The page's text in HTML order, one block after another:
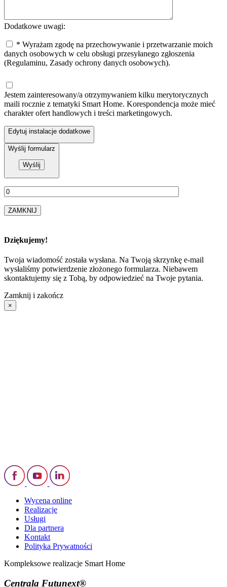
Dodatkowe uwagi:
* Wyrażam zgodę na przechowywanie i przetwarzanie moich
danych osobowych w celu obsługi przesyłanego zgłoszenia
(Regulaminu, Zasady ochrony danych osobowych).
Jestem zainteresowany/a otrzymywaniem kilku merytorycznych
maili rocznie z tematyki Smart Home. Korespondencja może mieć
charakter ofert handlowych i treści marketingowych.
Edytuj instalacje dodatkowe
Wyślij formularz
ZAMKNIJ
Dziękujemy!
Twoja wiadomość została wysłana. Na Twoją skrzynkę e-mail
wysłaliśmy potwierdzenie złożonego formularza. Niebawem
skontaktujemy się z Tobą, by odpowiedzieć na Twoje pytania.
Zamknij i zakończ
×
Wycena online
Realizacje
Usługi
Dla partnera
Kontakt
Polityka Prywatności
Kompleksowe realizacje Smart Home
Centrala Futunext®